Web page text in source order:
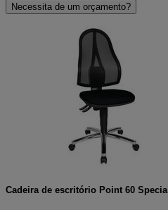
Necessita de um orçamento?
Cadeira de escritório Point 60 Special